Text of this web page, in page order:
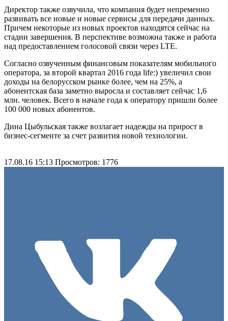
Директор также озвучила, что компания будет непременно
развивать все новые и новые сервисы для передачи данных.
Причем некоторые из новых проектов находятся сейчас на
стадии завершения. В перспективе возможна также и работа
над предоставлением голосовой связи через LTE.
Согласно озвученным финансовым показателям мобильного
оператора, за второй квартал 2016 года life:) увеличил свои
доходы на белорусском рынке более, чем на 25%, а
абонентская база заметно выросла и составляет сейчас 1,6
млн. человек. Всего в начале года к оператору пришли более
100 000 новых абонентов.
Дина Цыбульская также возлагает надежды на прирост в
бизнес-сегменте за счет развития новой технологии.
17.08.16 15:13 Просмотров: 1776